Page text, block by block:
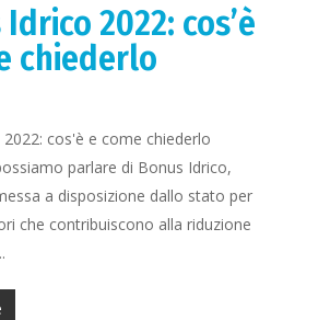
2022: cos’è
chiederlo
cos'è e come chiederlo
parlare di Bonus Idrico,
a disposizione dallo stato per
che contribuiscono alla riduzione